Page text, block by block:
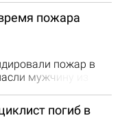
сухо, ожидается
и гостей
время отдыха на
пожара
пожар в
мужчину из
пятиэтажного
районе
На место
погиб в